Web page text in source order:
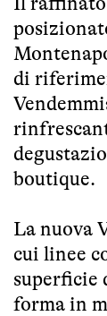
di
boutique.
La nuova
cui linee
superficie
forma in